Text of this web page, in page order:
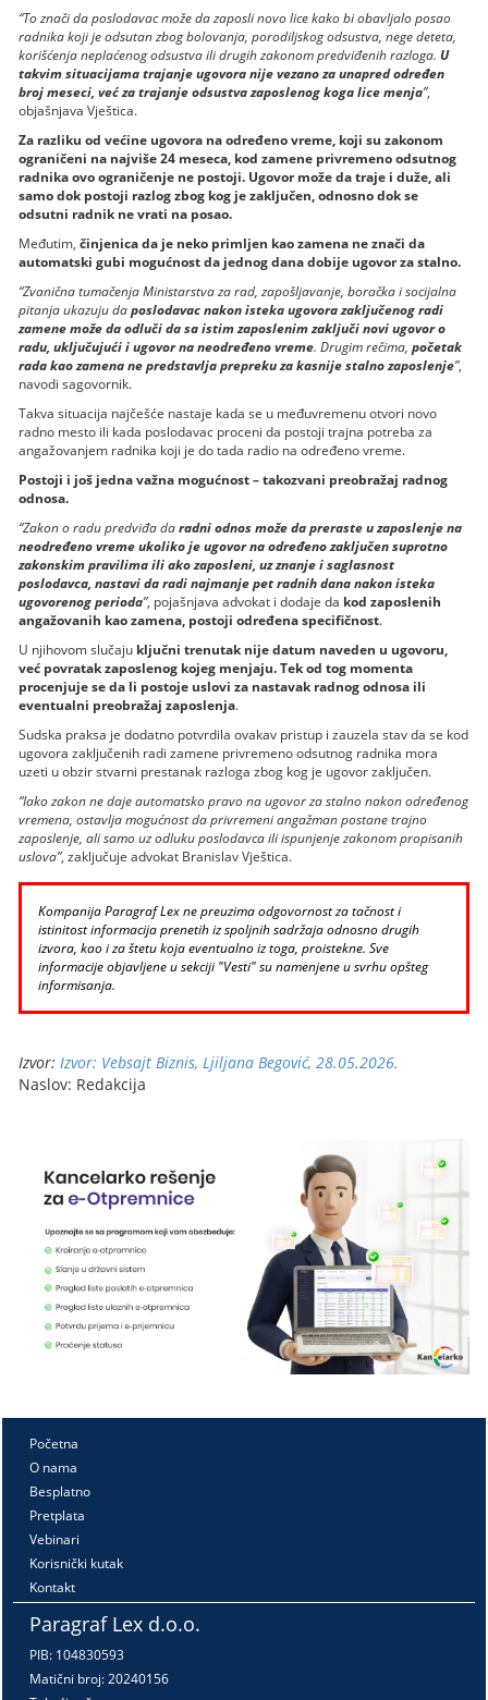
“To znači da poslodavac može da zaposli novo lice kako bi obavljalo posao
radnika koji je odsutan zbog bolovanja, porodiljskog odsustva, nege deteta,
korišćenja neplaćenog odsustva ili drugih zakonom predviđenih razloga.U
takvim situacijama trajanje ugovora nije vezano za unapred određen
broj meseci, već za trajanje odsustva zaposlenog koga lice menja”,
objašnjava Vještica.
Za razliku od većine ugovora na određeno vreme, koji su zakonom
ograničeni na najviše 24 meseca, kod zamene privremeno odsutnog
radnika ovo ograničenje ne postoji. Ugovor može da traje i duže, ali
samo dok postoji razlog zbog kog je zaključen, odnosno dok se
odsutni radnik ne vrati na posao.
Međutim,činjenica da je neko primljen kao zamena ne znači da
automatski gubi mogućnost da jednog dana dobije ugovor za stalno.
“Zvanična tumačenja Ministarstva za rad, zapošljavanje, boračka i socijalna
pitanja ukazuju daposlodavac nakon isteka ugovora zaključenog radi
zamene može da odluči da sa istim zaposlenim zaključi novi ugovor o
radu, uključujući i ugovor na neodređeno vreme. Drugim rečima,početak
rada kao zamena ne predstavlja prepreku za kasnije stalno zaposlenje”,
navodi sagovornik.
Takva situacija najčešće nastaje kada se u međuvremenu otvori novo
radno mesto ili kada poslodavac proceni da postoji trajna potreba za
angažovanjem radnika koji je do tada radio na određeno vreme.
Postoji i još jedna važna mogućnost – takozvani preobražaj radnog
odnosa.
“Zakon o radu predviđa daradni odnos može da preraste u zaposlenje na
neodređeno vreme ukoliko je ugovor na određeno zaključen suprotno
zakonskim pravilima ili ako zaposleni, uz znanje i saglasnost
poslodavca, nastavi da radi najmanje pet radnih dana nakon isteka
ugovorenog perioda”, pojašnjava advokat i dodaje da kod zaposlenih
angažovanih kao zamena, postoji određena specifičnost.
U njihovom slučaju ključni trenutak nije datum naveden u ugovoru,
već povratak zaposlenog kojeg menjaju. Tek od tog momenta
procenjuje se da li postoje uslovi za nastavak radnog odnosa ili
eventualni preobražaj zaposlenja.
Sudska praksa je dodatno potvrdila ovakav pristup i zauzela stav da se kod
ugovora zaključenih radi zamene privremeno odsutnog radnika mora
uzeti u obzir stvarni prestanak razloga zbog kog je ugovor zaključen.
“Iako zakon ne daje automatsko pravo na ugovor za stalno nakon određenog
vremena, ostavlja mogućnost da privremeni angažman postane trajno
zaposlenje, ali samo uz odluku poslodavca ili ispunjenje zakonom propisanih
uslova”, zaključuje advokat Branislav Vještica.
Kompanija Paragraf Lex ne preuzima odgovornost za tačnost i
istinitost informacija prenetih iz spoljnih sadržaja odnosno drugih
izvora, kao i za štetu koja eventualno iz toga, proistekne. Sve
informacije objavljene u sekciji "Vesti" su namenjene u svrhu opšteg
informisanja.
Izvor:Izvor: Vebsajt Biznis, Ljiljana Begović, 28.05.2026.
Naslov: Redakcija
Početna
O nama
Besplatno
Pretplata
Vebinari
Korisnički kutak
Kontakt
Paragraf Lex d.o.o.
PIB: 104830593
Matični broj: 20240156